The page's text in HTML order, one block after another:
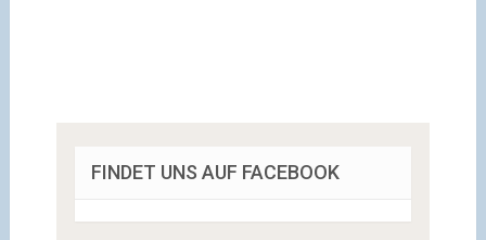
FINDET UNS AUF FACEBOOK